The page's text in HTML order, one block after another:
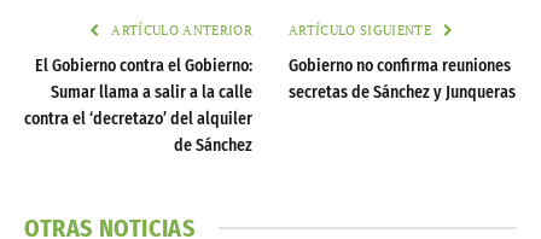
ARTÍCULO ANTERIOR
El Gobierno contra el Gobierno:
Sumar llama a salir a la calle
contra el ‘decretazo’ del alquiler
de Sánchez
ARTÍCULO SIGUIENTE
Gobierno no confirma reuniones
secretas de Sánchez y Junqueras
OTRAS NOTICIAS